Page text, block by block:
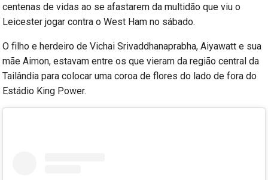
centenas de vidas ao se afastarem da multidão que viu o
Leicester jogar contra o West Ham no sábado.
O filho e herdeiro de Vichai Srivaddhanaprabha, Aiyawatt e sua
mãe Aimon, estavam entre os que vieram da região central da
Tailândia para colocar uma coroa de flores do lado de fora do
Estádio King Power.